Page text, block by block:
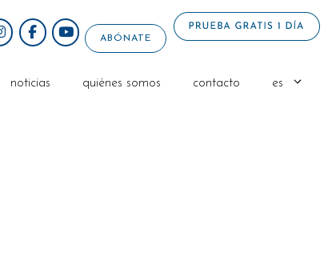
ABÓNATE
noticias quiénes somos contacto es